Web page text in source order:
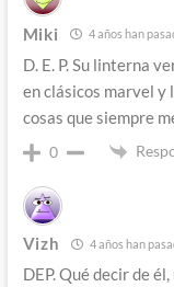
Miki 4 años han
D. E. P. Su linterna
en clásicos marvel y
cosas que siempre
0
Vizh 4 años han
DEP. Qué decir de